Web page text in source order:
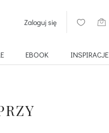
Zaloguj się
EBOOK INSPIRACJE